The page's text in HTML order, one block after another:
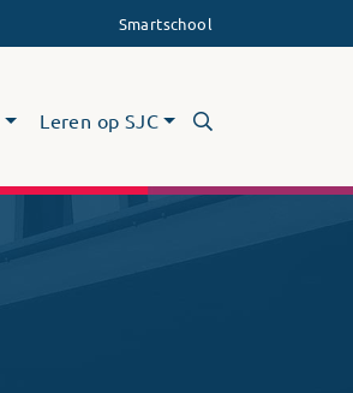
Smartschool
Leren op SJC